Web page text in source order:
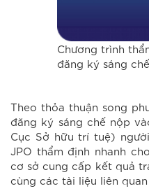
Chương trình
đăng ký sáng
Theo thỏa thuận song
đăng ký sáng chế nộp
Cục Sở hữu trí tuệ)
JPO thẩm định nhanh
cơ sở cung cấp kết quả
cùng các tài liệu liên